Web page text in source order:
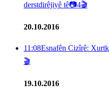
derstdirêjiyê tê📷4🎬
20.10.2016
11:08Esnafên Cizîrê:
🎬
19.10.2016